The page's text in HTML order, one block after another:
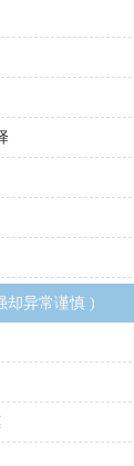
却异常谨慎 )